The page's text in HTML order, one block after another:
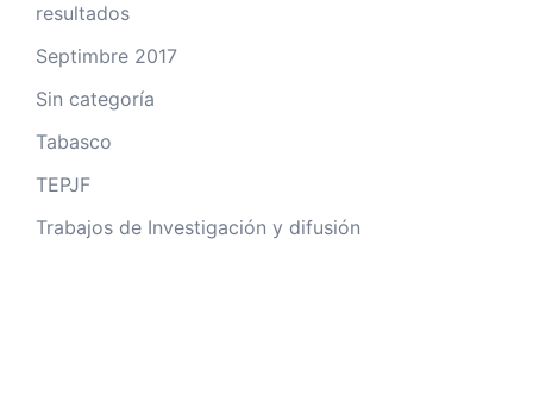
resultados
Septimbre 2017
Sin categoría
Tabasco
TEPJF
Trabajos de Investigación y difusión